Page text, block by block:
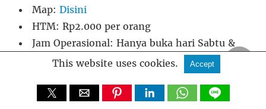
Map: Disini
HTM: Rp2.000 per orang
Jam Operasional: Hanya buka hari Sabtu &
Minggu mulai pukul 08.00 – 17.00 WIB
14. Curug Malela
This website uses cookies. Accept